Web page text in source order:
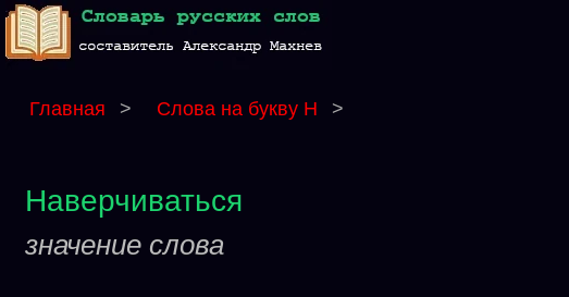
Главная > Слова на букву Н >
Наверчиваться
значение слова